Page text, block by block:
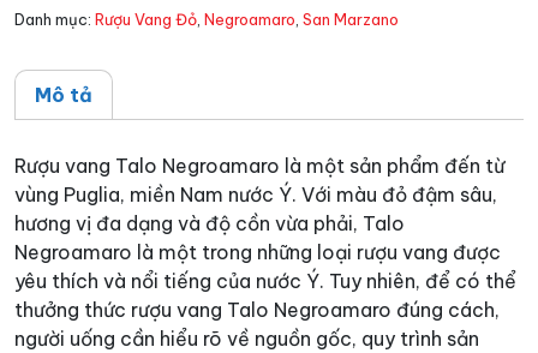
Danh mục: Rượu Vang Đỏ, Negroamaro, San Marzano
Mô tả
Rượu vang Talo Negroamaro là một sản phẩm đến từ
vùng Puglia, miền Nam nước Ý. Với màu đỏ đậm sâu,
hương vị đa dạng và độ cồn vừa phải, Talo
Negroamaro là một trong những loại rượu vang được
yêu thích và nổi tiếng của nước Ý. Tuy nhiên, để có thể
thưởng thức rượu vang Talo Negroamaro đúng cách,
người uống cần hiểu rõ về nguồn gốc, quy trình sản